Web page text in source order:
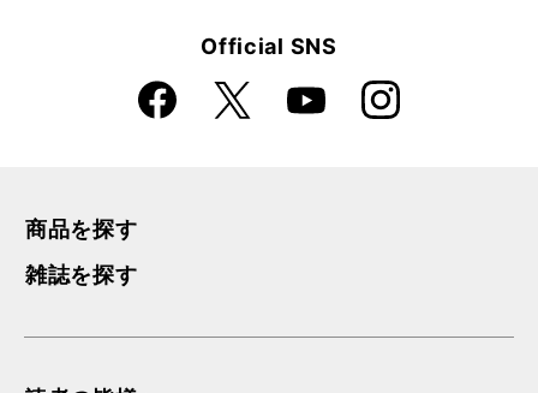
Official SNS
Faceboo
k
X YouTube Instagra
m
商品を探す
雑誌を探す